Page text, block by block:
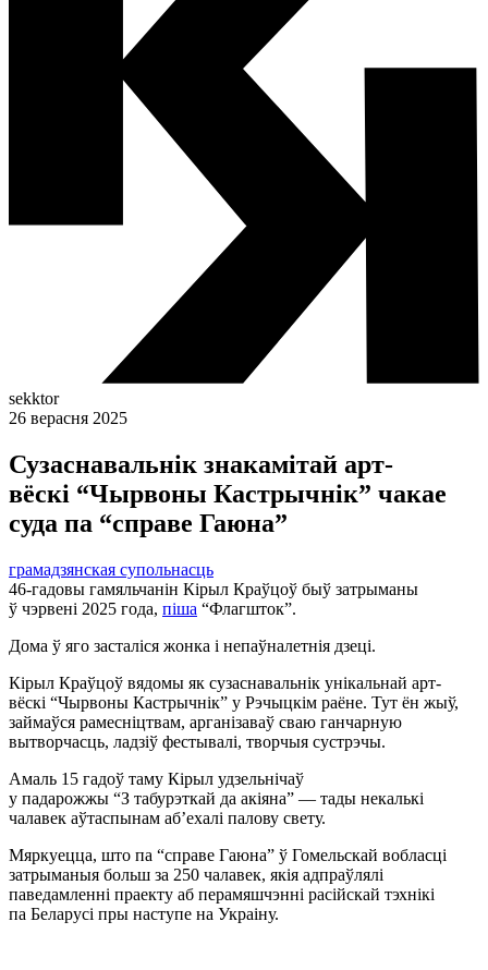
sekktor
26 верасня 2025
Сузаснавальнік знакамітай арт-
вёскі “Чырвоны Кастрычнік” чакае
суда па “справе Гаюна”
грамадзянская супольнасць
46-гадовы гамяльчанін Кірыл Краўцоў быў затрыманы
ў чэрвені 2025 года, піша “Флагшток”.
Дома ў яго засталіся жонка і непаўналетнія дзеці.
Кірыл Краўцоў вядомы як сузаснавальнік унікальнай арт-
вёскі “Чырвоны Кастрычнік” у Рэчыцкім раёне. Тут ён жыў,
займаўся рамесніцтвам, арганізаваў сваю ганчарную
вытворчасць, ладзіў фестывалі, творчыя сустрэчы.
Амаль 15 гадоў таму Кірыл удзельнічаў
у падарожжы “З табурэткай да акіяна” — тады некалькі
чалавек аўтаспынам аб’ехалі палову свету.
Мяркуецца, што па “справе Гаюна” ў Гомельскай вобласці
затрыманыя больш за 250 чалавек, якія адпраўлялі
паведамленні праекту аб перамяшчэнні расійскай тэхнікі
па Беларусі пры наступе на Украіну.